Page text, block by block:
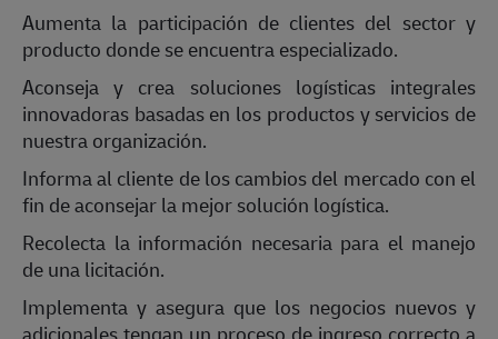
Aumenta la participación de clientes del sector y
producto donde se encuentra especializado.
Aconseja y crea soluciones logísticas integrales
innovadoras basadas en los productos y servicios de
nuestra organización.
Informa al cliente de los cambios del mercado con el
fin de aconsejar la mejor solución logística.
Recolecta la información necesaria para el manejo
de una licitación.
Implementa y asegura que los negocios nuevos y
adicionales tengan un proceso de ingreso correcto a